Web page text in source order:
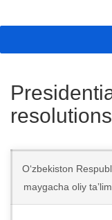
resolutions
O‘zbekiston
maygacha oliy